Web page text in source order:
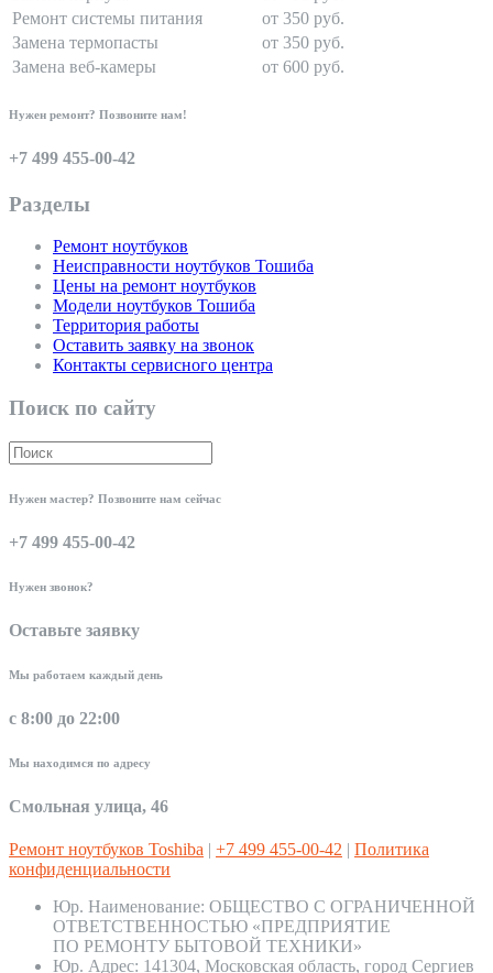
Ремонт системы питания
от 350 руб.
Замена термопасты
от 350 руб.
Замена веб-камеры
от 600 руб.
Нужен ремонт? Позвоните нам!
+7 499 455-00-42
Разделы
Ремонт ноутбуков
Неисправности ноутбуков Тошиба
Цены на ремонт ноутбуков
Модели ноутбуков Тошиба
Территория работы
Оставить заявку на звонок
Контакты сервисного центра
Поиск по сайту
Нужен мастер? Позвоните нам сейчас
+7 499 455-00-42
Нужен звонок?
Оставьте заявку
Мы работаем каждый день
с 8:00 до 22:00
Мы находимся по адресу
Смольная улица, 46
Ремонт ноутбуков Toshiba | +7 499 455-00-42 | Политика
конфиденциальности
Юр. Наименование: ОБЩЕСТВО С ОГРАНИЧЕННОЙ
ОТВЕТСТВЕННОСТЬЮ «ПРЕДПРИЯТИЕ
ПО РЕМОНТУ БЫТОВОЙ ТЕХНИКИ»
Юр. Адрес: 141304, Московская область, город Сергиев